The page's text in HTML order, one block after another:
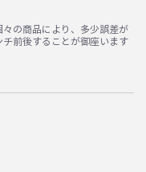
の商品により、多少誤差が
前後することが御座います